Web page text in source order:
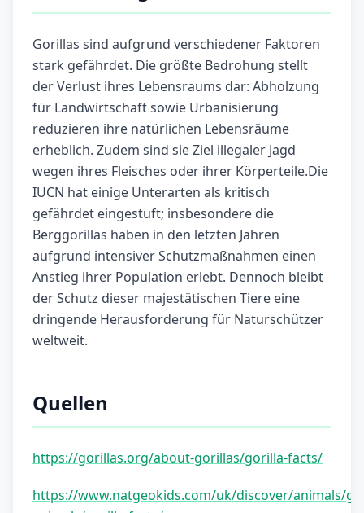
Gorillas sind aufgrund verschiedener Faktoren
stark gefährdet. Die größte Bedrohung stellt
der Verlust ihres Lebensraums dar: Abholzung
für Landwirtschaft sowie Urbanisierung
reduzieren ihre natürlichen Lebensräume
erheblich. Zudem sind sie Ziel illegaler Jagd
wegen ihres Fleisches oder ihrer Körperteile.Die
IUCN hat einige Unterarten als kritisch
gefährdet eingestuft; insbesondere die
Berggorillas haben in den letzten Jahren
aufgrund intensiver Schutzmaßnahmen einen
Anstieg ihrer Population erlebt. Dennoch bleibt
der Schutz dieser majestätischen Tiere eine
dringende Herausforderung für Naturschützer
weltweit.
Quellen
https://gorillas.org/about-gorillas/gorilla-facts/
https://www.natgeokids.com/uk/discover/animals/